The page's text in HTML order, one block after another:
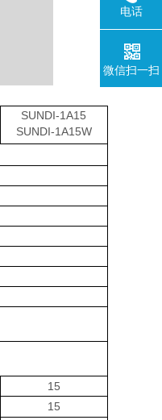
SUNDI-1A15
SUNDI-1A15W
15
15
电话
微信扫一扫